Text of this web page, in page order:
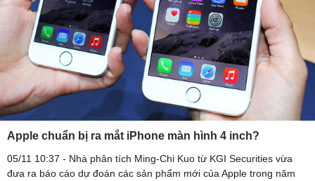
Apple chuẩn bị ra mắt iPhone màn hình 4 inch?
05/11 10:37 - Nhà phân tích Ming-Chi Kuo từ KGI Securities vừa
đưa ra báo cáo dự đoán các sản phẩm mới của Apple trong năm